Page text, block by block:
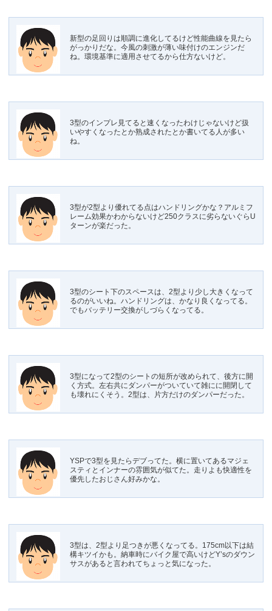
新型の足回りは順調に進化してるけど性能曲線を見たら
がっかりだな。今風の刺激が薄い味付けのエンジンだ
ね。環境基準に適用させてるから仕方ないけど。
3型のインプレ見てると速くなったわけじゃないけど扱
いやすくなったとか熟成されたとか書いてる人が多い
ね。
3型が2型より優れてる点はハンドリングかな？アルミフ
レーム効果かわからないけど250クラスに劣らないぐらU
ターンが楽だった。
3型のシート下のスペースは、2型より少し大きくなって
るのがいいね。ハンドリングは、かなり良くなってる。
でもバッテリー交換がしづらくなってる。
3型になって2型のシートの短所が改められて、後方に開
く方式。左右共にダンパーがついていて雑にに開閉して
も壊れにくそう。2型は、片方だけのダンパーだった。
YSPで3型を見たらデブってた。横に置いてあるマジェ
スティとインナーの雰囲気が似てた。走りよも快適性を
優先したおじさん好みかな。
3型は、2型より足つきが悪くなってる。175cm以下は結
構キツイかも。納車時にバイク屋で高いけどY’sのダウン
サスがあると言われてちょっと気になった。